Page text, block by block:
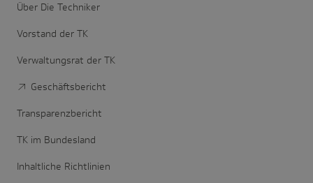
Über Die Techniker
Vorstand der TK
Verwaltungsrat der TK
Geschäftsbericht
Transparenzbericht
TK im Bundesland
Inhaltliche Richtlinien